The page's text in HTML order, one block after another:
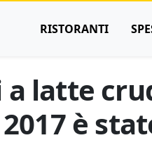
RISTORANTI
latte
è